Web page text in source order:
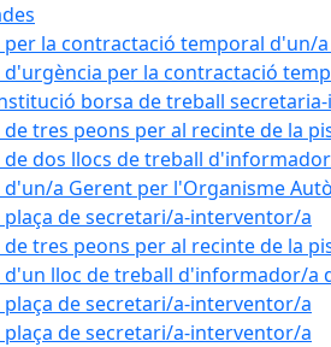
per la contractació temporal
d'urgència per la contractació
borsa de treball
de tres peons per al recinte de la
de dos llocs de treball
d'un/a Gerent per l'Organisme
plaça de secretari/a-interventor/a
de tres peons per al recinte de la
d'un lloc de treball d'informador/a
plaça de secretari/a-interventor/a
plaça de secretari/a-interventor/a